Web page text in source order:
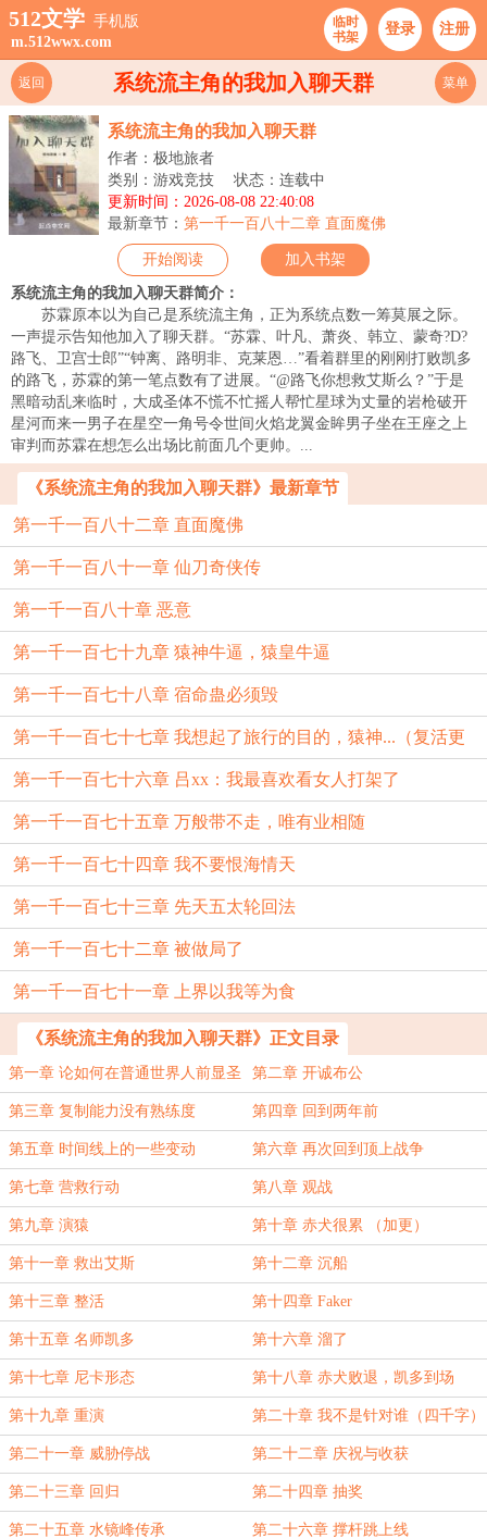
512文学 手机版
m.512wwx.com
临时
书架
登录 注册
系统流主角的我加入聊天群
返回 菜单
系统流主角的我加入聊天群
作者：极地旅者
类别：游戏竞技
状态：连载中
更新时间：2026-08-08 22:40:08
最新章节： 第一千一百八十二章 直面魔佛
开始阅读 加入书架
系统流主角的我加入聊天群简介：
苏霖原本以为自己是系统流主角，正为系统点数一筹莫展之际。
一声提示告知他加入了聊天群。“苏霖、叶凡、萧炎、韩立、蒙奇?D?
路飞、卫宫士郎”“钟离、路明非、克莱恩…”看着群里的刚刚打败凯多
的路飞，苏霖的第一笔点数有了进展。“@路飞你想救艾斯么？”于是
黑暗动乱来临时，大成圣体不慌不忙摇人帮忙星球为丈量的岩枪破开
星河而来一男子在星空一角号令世间火焰龙翼金眸男子坐在王座之上
审判而苏霖在想怎么出场比前面几个更帅。...
《系统流主角的我加入聊天群》最新章节
第一千一百八十二章 直面魔佛
第一千一百八十一章 仙刀奇侠传
第一千一百八十章 恶意
第一千一百七十九章 猿神牛逼，猿皇牛逼
第一千一百七十八章 宿命蛊必须毁
第一千一百七十七章 我想起了旅行的目的，猿神...（复活更
新）
第一千一百七十六章 吕xx：我最喜欢看女人打架了
第一千一百七十五章 万般带不走，唯有业相随
第一千一百七十四章 我不要恨海情天
第一千一百七十三章 先天五太轮回法
第一千一百七十二章 被做局了
第一千一百七十一章 上界以我等为食
《系统流主角的我加入聊天群》正文目录
第一章 论如何在普通世界人前显圣 第二章 开诚布公
第三章 复制能力没有熟练度 第四章 回到两年前
第五章 时间线上的一些变动 第六章 再次回到顶上战争
第七章 营救行动 第八章 观战
第九章 演猿 第十章 赤犬很累 （加更）
第十一章 救出艾斯 第十二章 沉船
第十三章 整活 第十四章 Faker
第十五章 名师凯多 第十六章 溜了
第十七章 尼卡形态 第十八章 赤犬败退，凯多到场
第十九章 重演 第二十章 我不是针对谁（四千字）
第二十一章 威胁停战 第二十二章 庆祝与收获
第二十三章 回归 第二十四章 抽奖
第二十五章 水镜峰传承 第二十六章 撑杆跳上线